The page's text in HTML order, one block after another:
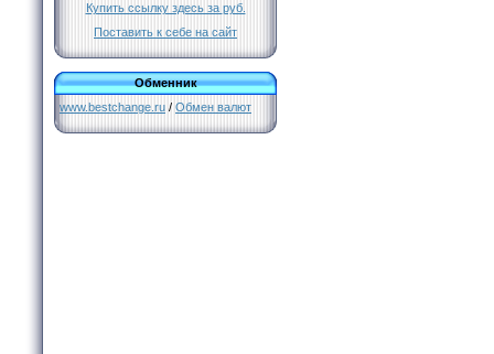
Купить ссылку здесь за руб.
Поставить к себе на сайт
Обменник
www.bestchange.ru / Обмен валют